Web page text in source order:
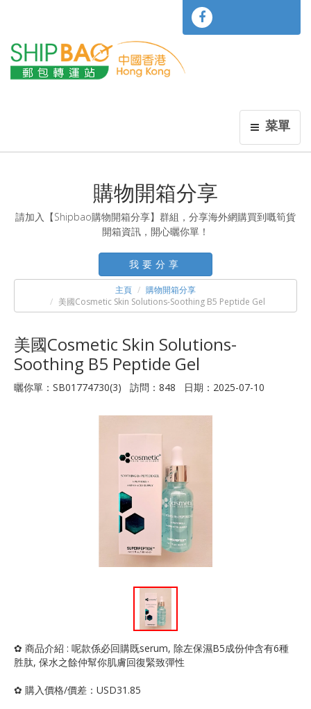
菜單
購物開箱分享
請加入【Shipbao購物開箱分享】群組，分享海外網購買到嘅筍貨
開箱資訊，開心曬你單！
我要分享
主頁
購物開箱分享
美國Cosmetic Skin Solutions-Soothing B5 Peptide Gel
美國Cosmetic Skin Solutions-
Soothing B5 Peptide Gel
曬你單：SB01774730(3) 訪問：848 日期：2025-07-10
✿ 商品介紹 : 呢款係必回購既serum, 除左保濕B5成份仲含有6種
胜肽, 保水之餘仲幫你肌膚回復緊致彈性
✿ 購入價格/價差：USD31.85